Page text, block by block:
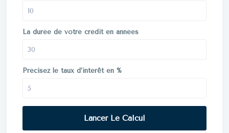
La durée de votre crédit en années
Précisez le taux d’intérêt en %
Lancer Le Calcul